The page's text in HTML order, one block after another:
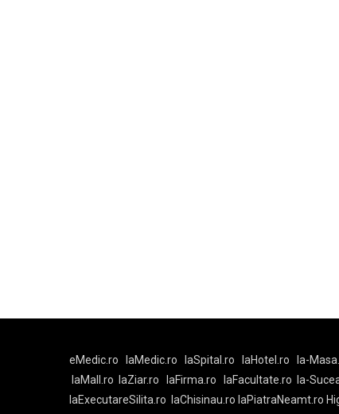
eMedic.ro laMedic.ro laSpital.ro laHotel.ro
la-
laMall.ro
laZiar.ro laFirma.ro laFacultate.ro
la-
laExecutareSilita.ro
laChisinau.ro laPiatraNeamt.ro